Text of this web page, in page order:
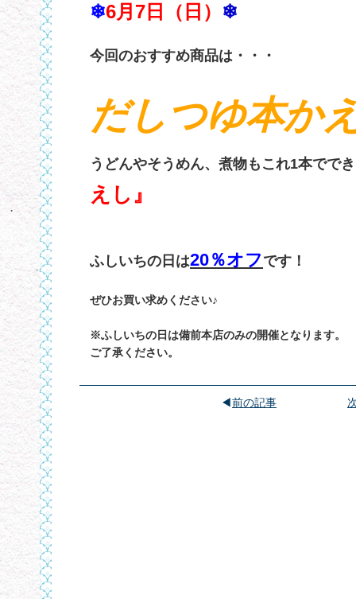
❄6月7日（日） ❄
今回のおすすめ商品は・・・
だしつゆ本か
うどんやそうめん、煮物もこれ1本でで
えし』
ふしいちの日は20％オフです！
ぜひお買い求めください♪
※ふしいちの日は備前本店のみの開催となります。
ご了承ください。
前の記事